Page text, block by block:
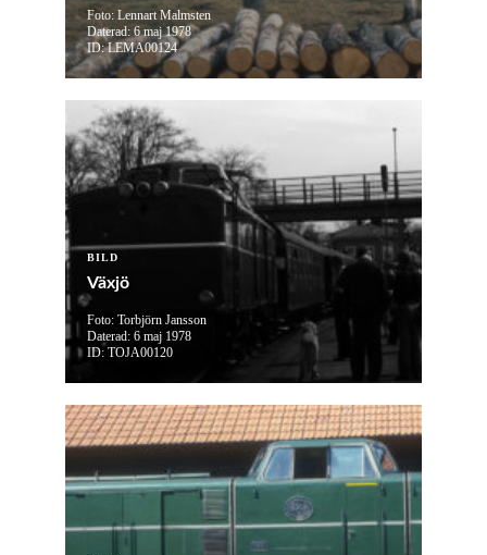
Foto: Lennart Malmsten
Daterad: 6 maj 1978
ID: LEMA00124
BILD
Växjö
Foto: Torbjörn Jansson
Daterad: 6 maj 1978
ID: TOJA00120